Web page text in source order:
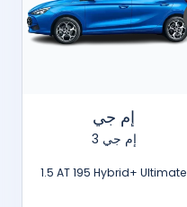
إم جي
إم جي 3
1.5 AT 195 Hybrid+ Ultimate